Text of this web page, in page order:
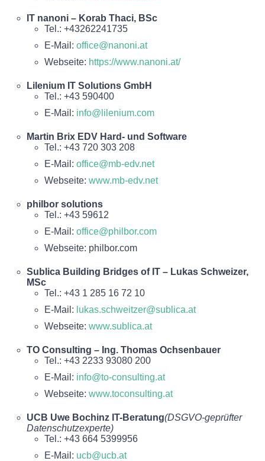
IT nanoni – Korab Thaci, BSc
Tel.: +43262241735
E-Mail: office@nanoni.at
Webseite: https://www.nanoni.at/
Lilenium IT Solutions GmbH
Tel.: +43 590400
E-Mail: info@lilenium.com
Martin Brix EDV Hard- und Software
Tel.: +43 720 303 208
E-Mail: office@mb-edv.net
Webseite: www.mb-edv.net
philbor solutions
Tel.: +43 59612
E-Mail: office@philbor.com
Webseite: philbor.com
Sublica Building Bridges of IT – Lukas Schweizer,
MSc
Tel.: +43 1 285 16 72 10
E-Mail: lukas.schweitzer@sublica.at
Webseite: www.sublica.at
TO Consulting – Ing. Thomas Ochsenbauer
Tel.: +43 2233 93080 200
E-Mail: info@to-consulting.at
Webseite: www.toconsulting.at
UCB Uwe Bochinz IT-Beratung(DSGVO-geprüfter
Datenschutzexperte)
Tel.: +43 664 5399956
E-Mail: ucb@ucb.at